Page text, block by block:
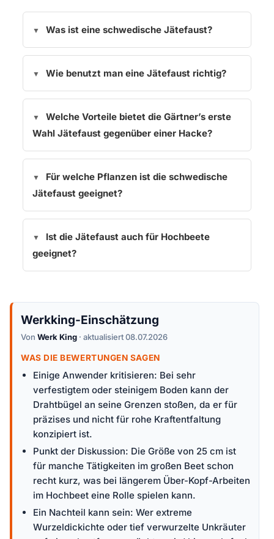
Was ist eine schwedische Jätefaust?
Wie benutzt man eine Jätefaust richtig?
Welche Vorteile bietet die Gärtner’s erste
Wahl Jätefaust gegenüber einer Hacke?
Für welche Pflanzen ist die schwedische
Jätefaust geeignet?
Ist die Jätefaust auch für Hochbeete
geeignet?
Werkking-Einschätzung
Von Werk King · aktualisiert 08.07.2026
WAS DIE BEWERTUNGEN SAGEN
Einige Anwender kritisieren: Bei sehr
verfestigtem oder steinigem Boden kann der
Drahtbügel an seine Grenzen stoßen, da er für
präzises und nicht für rohe Kraftentfaltung
konzipiert ist.
Punkt der Diskussion: Die Größe von 25 cm ist
für manche Tätigkeiten im großen Beet schon
recht kurz, was bei längerem Über-Kopf-Arbeiten
im Hochbeet eine Rolle spielen kann.
Ein Nachteil kann sein: Wer extreme
Wurzeldickichte oder tief verwurzelte Unkräuter